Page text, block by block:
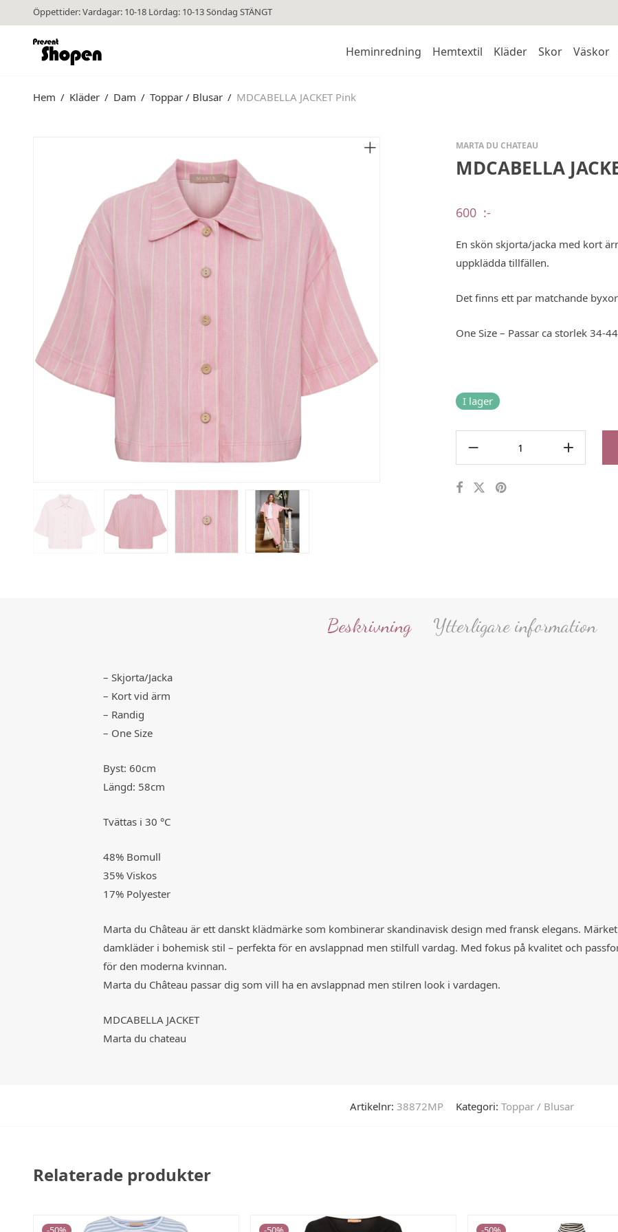
Öppettider: Vardagar: 10-18 Lördag: 10-13 Söndag STÄNGT
Heminredning Hemtextil Kläder Skor Väskor
Hem / Kläder / Dam / Toppar / Blusar / MDCABELLA JACKET Pink
MARTA DU CHATEAU
MDCABELLA
600 :-
En skön skjorta/jacka med kort
uppklädda tillfällen.
Det finns ett par matchande
One Size – Passar ca storlek 34-44
I lager
Beskrivning Ytterligare information
– Skjorta/Jacka
– Kort vid ärm
– Randig
– One Size
Byst: 60cm
Längd: 58cm
Tvättas i 30 °C
48% Bomull
35% Viskos
17% Polyester
Marta du Château är ett danskt klädmärke som kombinerar skandinavisk design med fransk elegans.
damkläder i bohemisk stil – perfekta för en avslappnad men stilfull vardag. Med fokus på kvalitet och
för den moderna kvinnan.
Marta du Château passar dig som vill ha en avslappnad men stilren look i vardagen.
MDCABELLA JACKET
Marta du chateau
Artikelnr: 38872MP Kategori: Toppar / Blusar
Relaterade produkter